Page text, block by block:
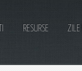
RESURSE ZILE